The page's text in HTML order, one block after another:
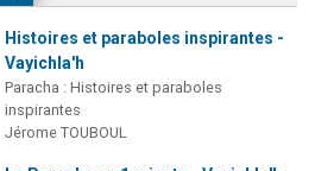
Histoires et paraboles inspirantes -
Vayichla'h
Paracha : Histoires et paraboles
inspirantes
Jérome TOUBOUL